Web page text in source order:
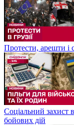
Протести, арешти і
Соціальний захист
бойових дій